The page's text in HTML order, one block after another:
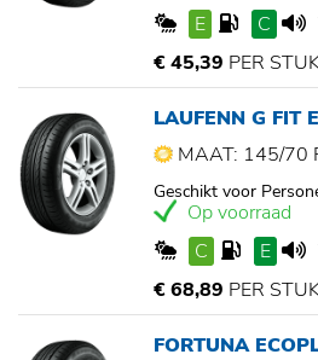
E
C
€ 45,39 PER
LAUFENN G FIT
MAAT: 145/70
Geschikt voor
Op voorraad
C
E
€ 68,89 PER
FORTUNA